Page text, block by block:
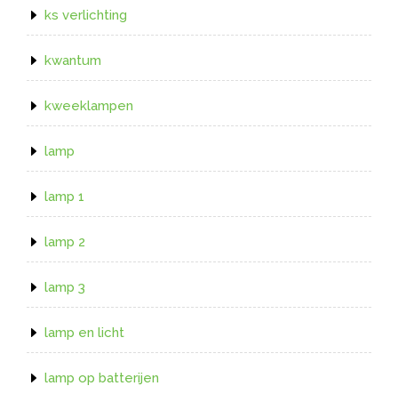
ks verlichting
kwantum
kweeklampen
lamp
lamp 1
lamp 2
lamp 3
lamp en licht
lamp op batterijen